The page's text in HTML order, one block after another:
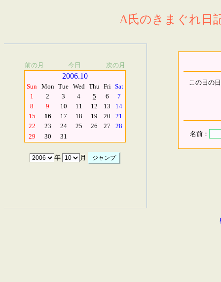
A氏のきまぐれ日
前の月 今日 次の月
2006.10
Sun Mon Tue Wed Thu Fri Sat
1
2 3 4 5 6
7
8
9 10 11 12 13
14
15
16 17 18 19 20
21
22
23 24 25 26 27
28
29
30 31
年 月
この日の
名前：